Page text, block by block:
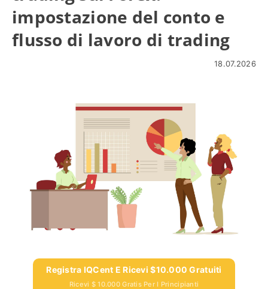
impostazione del conto e
flusso di lavoro di trading
18.07.2026
Registra IQCent E Ricevi $10.000 Gratuiti
Ricevi $ 10.000 Gratis Per I Principianti